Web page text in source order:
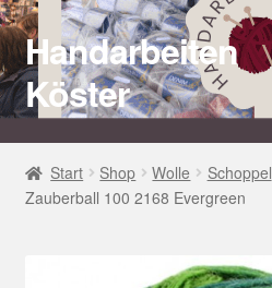
Zur
Navigation
springen
Zum
Inhalt
springen
Handarbeiten
Köster
Startseite
Über uns
Start Shop Wolle Schoppel
Zauberball 100 2168 Evergreen